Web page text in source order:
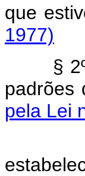
que
1977)
§
padrões
pela Lei
I -